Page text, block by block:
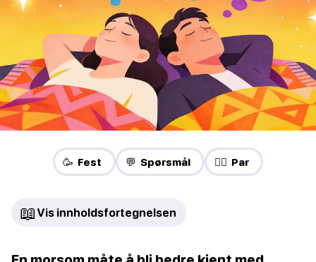
🥳 Fest 💬 Spørsmål ❤️‍🔥 Par
📖 Vis innholdsfortegnelsen